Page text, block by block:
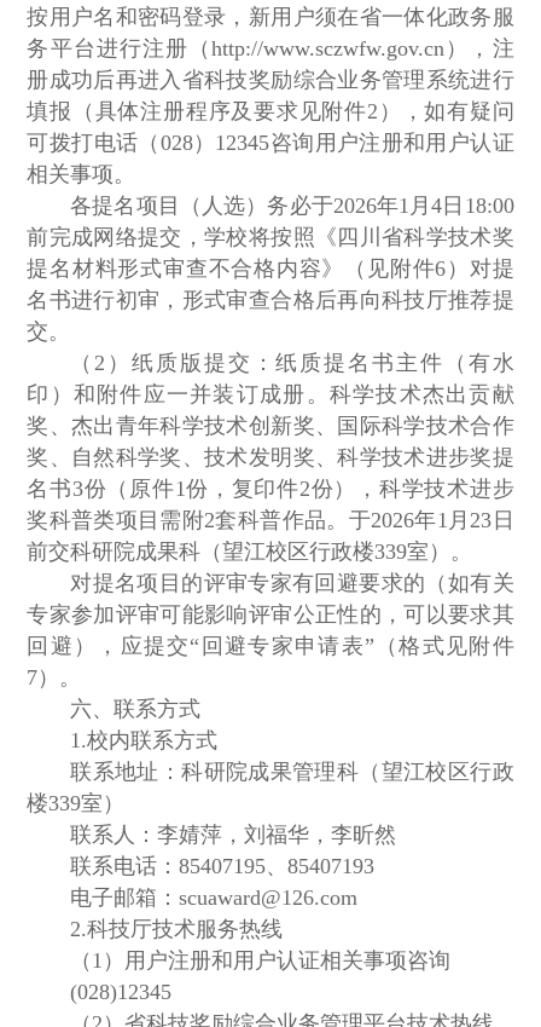
按用户名和密码登录，新用户须在省一体化政务服
务平台进行注册（http://www.sczwfw.gov.cn），注
册成功后再进入省科技奖励综合业务管理系统进行
填报（具体注册程序及要求见附件2），如有疑问
可拨打电话（028）12345咨询用户注册和用户认证
相关事项。
各提名项目（人选）务必于2026年1月4日18:00
前完成网络提交，学校将按照《四川省科学技术奖
提名材料形式审查不合格内容》（见附件6）对提
名书进行初审，形式审查合格后再向科技厅推荐提
交。
（2）纸质版提交：纸质提名书主件（有水
印）和附件应一并装订成册。科学技术杰出贡献
奖、杰出青年科学技术创新奖、国际科学技术合作
奖、自然科学奖、技术发明奖、科学技术进步奖提
名书3份（原件1份，复印件2份），科学技术进步
奖科普类项目需附2套科普作品。于2026年1月23日
前交科研院成果科（望江校区行政楼339室）。
对提名项目的评审专家有回避要求的（如有关
专家参加评审可能影响评审公正性的，可以要求其
回避），应提交“回避专家申请表”（格式见附件
7）。
六、联系方式
1.校内联系方式
联系地址：科研院成果管理科（望江校区行政
楼339室）
联系人：李婧萍，刘福华，李昕然
联系电话：85407195、85407193
电子邮箱：scuaward@126.com
2.科技厅技术服务热线
（1）用户注册和用户认证相关事项咨询
(028)12345